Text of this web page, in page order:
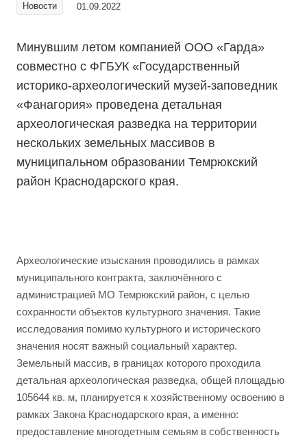
Новости 01.09.2022
Минувшим летом компанией ООО «Гарда»
совместно с ФГБУК «Государственный
историко-археологический музей-заповедник
«Фанагория» проведена детальная
археологическая разведка на территории
нескольких земельных массивов в
муниципальном образовании Темрюкский
район Краснодарского края.
Археологические изыскания проводились в рамках
муниципального контракта, заключённого с
администрацией МО Темрюкский район, с целью
сохранности объектов культурного значения. Такие
исследования помимо культурного и исторического
значения носят важный социальный характер.
Земельный массив, в границах которого проходила
детальная археологическая разведка, общей площадью
105644 кв. м, планируется к хозяйственному освоению в
рамках Закона Краснодарского края, а именно:
предоставление многодетным семьям в собственность